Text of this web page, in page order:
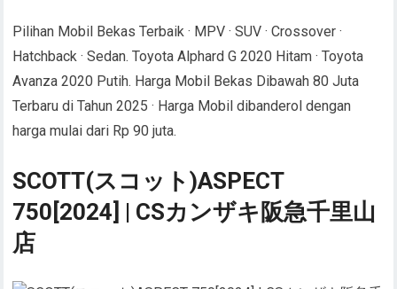
Pilihan Mobil Bekas Terbaik · MPV · SUV · Crossover ·
Hatchback · Sedan. Toyota Alphard G 2020 Hitam · Toyota
Avanza 2020 Putih. Harga Mobil Bekas Dibawah 80 Juta
Terbaru di Tahun 2025 · Harga Mobil dibanderol dengan
harga mulai dari Rp 90 juta.
SCOTT(スコット)ASPECT
750[2024] | CSカンザキ阪急千里山
店